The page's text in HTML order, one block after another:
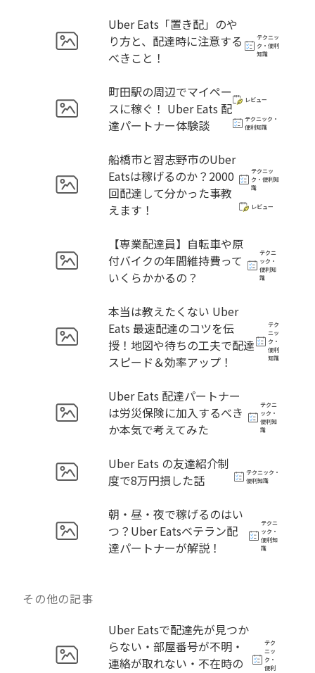
Uber Eats「置き配」のや
り方と、配達時に注意する
べきこと！
テクニッ
ク・便利
知識
町田駅の周辺でマイペー
スに稼ぐ！ Uber Eats 配
達パートナー体験談
レビュー
テクニック・
便利知識
船橋市と習志野市のUber
Eatsは稼げるのか？2000
回配達して分かった事教
えます！
テクニッ
ク・便利知
識
レビュー
【専業配達員】自転車や原
付バイクの年間維持費って
いくらかかるの？
テクニ
ック・
便利知
識
本当は教えたくない Uber
Eats 最速配達のコツを伝
授！地図や待ちの工夫で配達
スピード＆効率アップ！
テク
ニッ
ク・
便利
知識
Uber Eats 配達パートナー
は労災保険に加入するべき
か本気で考えてみた
テクニ
ック・
便利知
識
Uber Eats の友達紹介制
度で8万円損した話
テクニック・
便利知識
朝・昼・夜で稼げるのはい
つ？Uber Eatsベテラン配
達パートナーが解説！
テクニ
ック・
便利知
識
その他の記事
Uber Eatsで配達先が見つか
らない・部屋番号が不明・
連絡が取れない・不在時の
テク
ニッ
ク・
便利